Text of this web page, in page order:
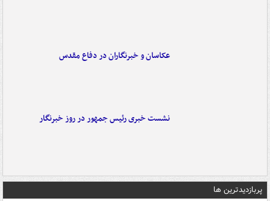
عکاسان و خبرنگاران در دفاع مقدس
نشست خبری رئیس جمهور در روز خبرنگار
پربازدیدترین ها